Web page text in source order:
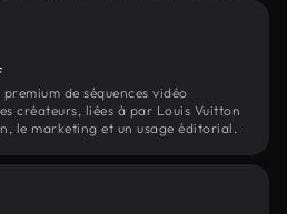
de séquences vidéo
créateurs, liées à par Louis Vuitton
le marketing et un usage éditorial.